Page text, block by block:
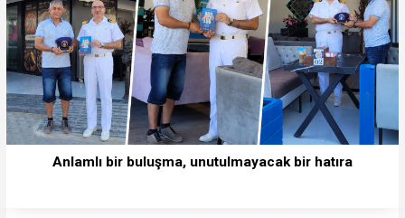
Anlamlı bir buluşma, unutulmayacak bir hatıra